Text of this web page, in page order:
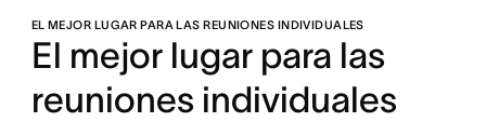
EL MEJOR LUGAR PARA LAS REUNIONES INDIVIDUALES
El mejor lugar para las
reuniones individuales